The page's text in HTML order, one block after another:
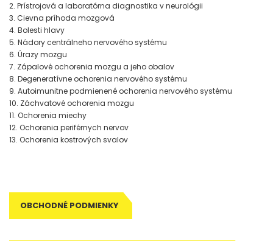
2. Prístrojová a laboratórna diagnostika v neurológii
3. Cievna príhoda mozgová
4. Bolesti hlavy
5. Nádory centrálneho nervového systému
6. Úrazy mozgu
7. Zápalové ochorenia mozgu a jeho obalov
8. Degeneratívne ochorenia nervového systému
9. Autoimunitne podmienené ochorenia nervového systému
10. Záchvatové ochorenia mozgu
11. Ochorenia miechy
12. Ochorenia periférnych nervov
13. Ochorenia kostrových svalov
OBCHODNÉ PODMIENKY